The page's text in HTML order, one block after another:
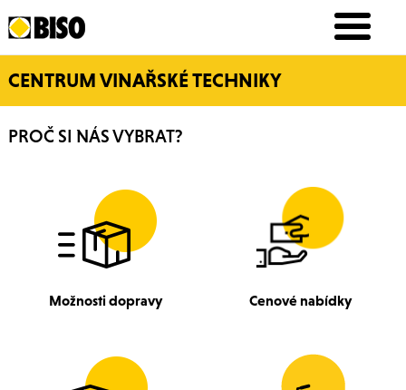
CENTRUM VINAŘSKÉ TECHNIKY
PROČ SI NÁS VYBRAT?
Možnosti dopravy Cenové nabídky